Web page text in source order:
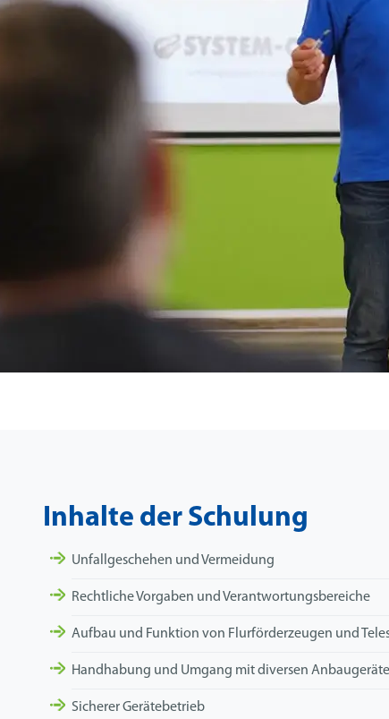
Inhalte der Schulung
Unfallgeschehen und Vermeidung
Rechtliche Vorgaben und Verantwortungsbereiche
Aufbau und Funktion von Flurförderzeugen und
Handhabung und Umgang mit diversen
Sicherer Gerätebetrieb